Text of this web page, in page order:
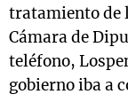
tratamiento de
Cámara de
teléfono,
gobierno iba a